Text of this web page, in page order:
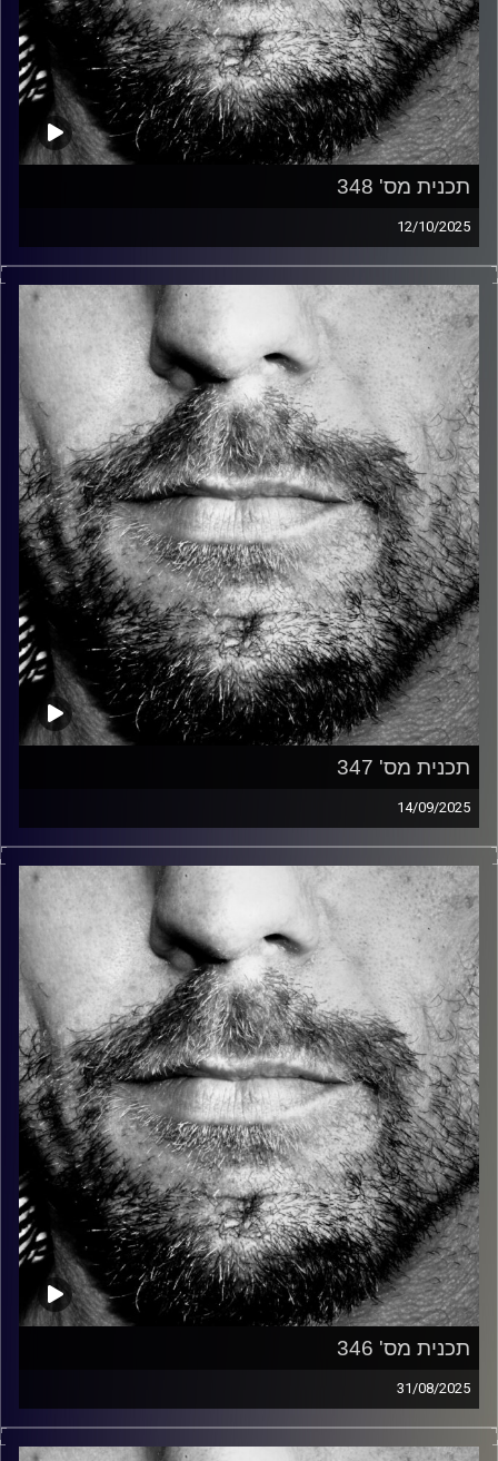
תכנית מס' 348
12/10/2025
זיפים, מוזיקה מחוספסת של הופעות חיות. הרבה ג'אם, רוק,
בלוז, bluegrass, ג'אז, Fאנק, פרוגרסיב ואפילו אלקטרוניקה.
כל מה שחי, אמיתי ונושם.
עם שמוליק רגב.
קרדיט תמונות: David Goehring
תכנית מס' 347
14/09/2025
זיפים, מוזיקה מחוספסת של הופעות חיות. הרבה ג'אם, רוק,
בלוז, bluegrass, ג'אז, Fאנק, פרוגרסיב ואפילו אלקטרוניקה.
כל מה שחי, אמיתי ונושם.
עם שמוליק רגב.
קרדיט תמונות: David Goehring
תכנית מס' 346
31/08/2025
זיפים, מוזיקה מחוספסת של הופעות חיות. הרבה ג'אם, רוק,
בלוז, bluegrass, ג'אז, Fאנק, פרוגרסיב ואפילו אלקטרוניקה.